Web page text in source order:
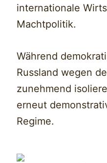
internationale
Machtpolitik.
Während
Russland wegen
zunehmend
erneut
Regime.